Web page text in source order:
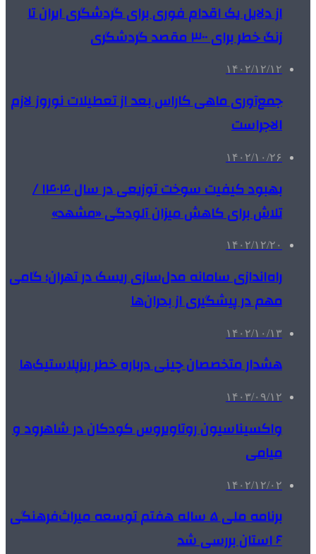
از دلایل یک اقدام فوری برای گردشگری ایران تا
زنگ خطر برای ۳۰۰ مقصد گردشگری
۱۴۰۲/۱۲/۱۲
جمع‌آوری ماهی کاراس بعد از تعطیلات نوروز لازم
الاجراست
۱۴۰۲/۱۰/۲۶
بهبود کیفیت سوخت توزیعی در سال ۱۴۰۴ /
تلاش برای کاهش میزان آلودگی «مشهد»
۱۴۰۲/۱۲/۲۰
راه‌اندازی سامانه مدل‌سازی ریسک در تهران؛ گامی
مهم در پیشگیری از بحران‌ها
۱۴۰۲/۱۰/۱۳
هشدار متخصصان چینی درباره خطر ریزپلاستیک‌ها
۱۴۰۳/۰۹/۱۲
واکسیناسیون روتاویروس کودکان در شاهرود و
میامی
۱۴۰۲/۱۲/۰۲
برنامه ملی ۵ ساله هفتم توسعه میراث‌فرهنگی
۶ استان بررسی شد